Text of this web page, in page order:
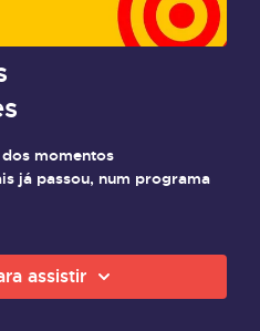
momentos
já passou, num programa
assistir